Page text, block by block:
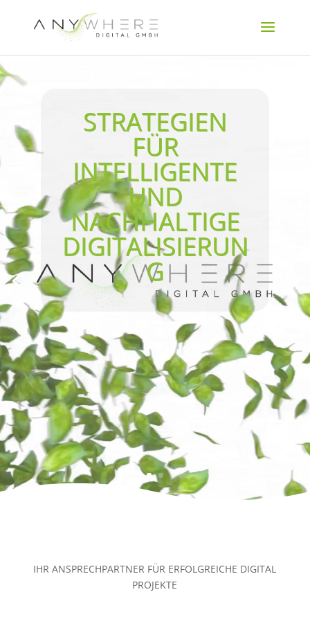
STRATEGIEN
FÜR
INTELLIGENTE
UND
NACHHALTIGE
DIGITALISIERUN
G
IHR ANSPRECHPARTNER FÜR ERFOLGREICHE DIGITAL
PROJEKTE